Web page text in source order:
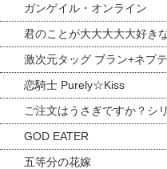
ガンゲイル・オンライン
君のことが大大大大大好き
激次元タッグ ブラン+ネプ
恋騎士 Purely☆Kiss
ご注文はうさぎですか？シ
GOD EATER
五等分の花嫁